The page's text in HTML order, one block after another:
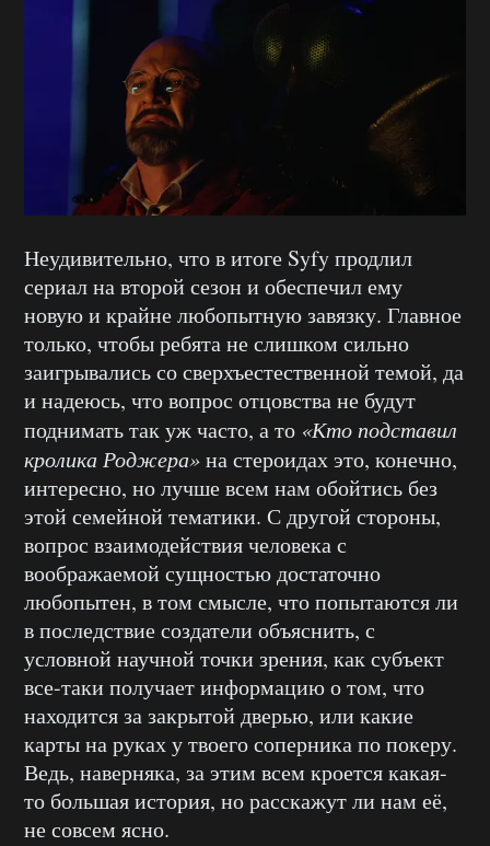
Неудивительно, что в итоге Syfy продлил
сериал на второй сезон и обеспечил ему
новую и крайне любопытную завязку. Главное
только, чтобы ребята не слишком сильно
заигрывались со сверхъестественной темой, да
и надеюсь, что вопрос отцовства не будут
поднимать так уж часто, а то «Кто подставил
кролика Роджера»на стероидах это, конечно,
интересно, но лучше всем нам обойтись без
этой семейной тематики. С другой стороны,
вопрос взаимодействия человека с
воображаемой сущностью достаточно
любопытен, в том смысле, что попытаются ли
в последствие создатели объяснить, с
условной научной точки зрения, как субъект
все-таки получает информацию о том, что
находится за закрытой дверью, или какие
карты на руках у твоего соперника по покеру.
Ведь, наверняка, за этим всем кроется какая-
то большая история, но расскажут ли нам её,
не совсем ясно.